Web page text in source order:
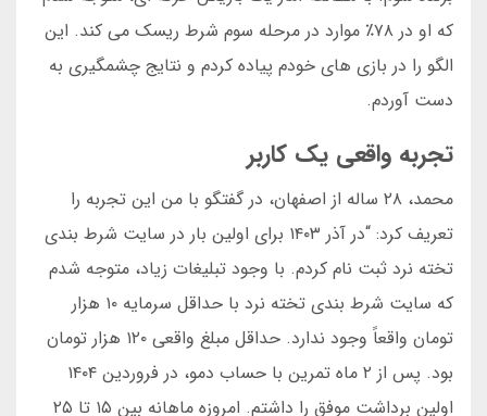
که او در ۷۸٪ موارد در مرحله سوم شرط ریسک می کند. این
الگو را در بازی های خودم پیاده کردم و نتایج چشمگیری به
دست آوردم.
تجربه واقعی یک کاربر
محمد، ۲۸ ساله از اصفهان، در گفتگو با من این تجربه را
تعریف کرد: “در آذر ۱۴۰۳ برای اولین بار در سایت شرط بندی
تخته نرد ثبت نام کردم. با وجود تبلیغات زیاد، متوجه شدم
که سایت شرط بندی تخته نرد با حداقل سرمایه ۱۰ هزار
تومان واقعاً وجود ندارد. حداقل مبلغ واقعی ۱۲۰ هزار تومان
بود. پس از ۲ ماه تمرین با حساب دمو، در فروردین ۱۴۰۴
اولین برداشت موفق را داشتم. امروزه ماهانه بین ۱۵ تا ۲۵